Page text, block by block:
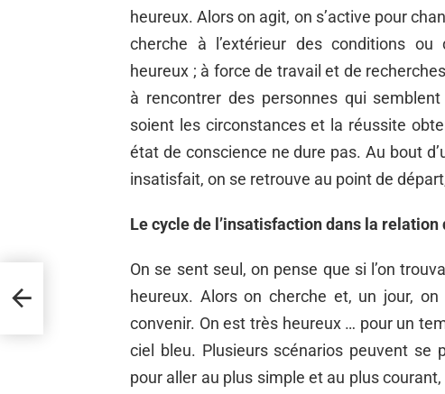
heureux. Alors on agit, on s’active pour
cherche à l’extérieur des conditions
heureux ; à force de travail et de
à rencontrer des personnes qui
soient les circonstances et la réussite
état de conscience ne dure pas. Au bout
insatisfait, on se retrouve au point de
Le cycle de l’insatisfaction dans la relation
On se sent seul, on pense que si l’on
heureux. Alors on cherche et, un jour,
convenir. On est très heureux … pour un
ciel bleu. Plusieurs scénarios peuvent se
pour aller au plus simple et au plus